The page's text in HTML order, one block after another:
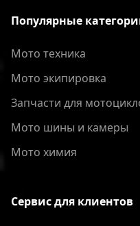
Популярные
Мото техника
Мото экипировка
Запчасти для
Мото шины и камеры
Мото химия
Сервис для клиентов